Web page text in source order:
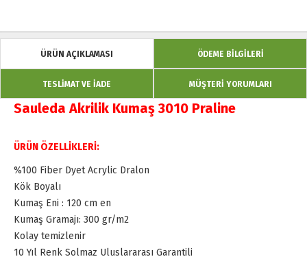
ÜRÜN AÇIKLAMASI ÖDEME BİLGİLERİ
TESLİMAT VE İADE MÜŞTERİ YORUMLARI
Sauleda Akrilik Kumaş 3010 Praline
ÜRÜN ÖZELLİKLERİ:
%100 Fiber Dyet Acrylic Dralon
Kök Boyalı
Kumaş Eni : 120 cm en
Kumaş Gramajı: 300 gr/m2
Kolay temizlenir
10 Yıl Renk Solmaz Uluslararası Garantili